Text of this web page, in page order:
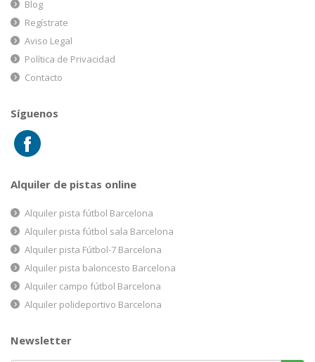
Blog
Regístrate
Aviso Legal
Política de Privacidad
Contacto
Síguenos
Alquiler de pistas online
Alquiler pista fútbol Barcelona
Alquiler pista fútbol sala Barcelona
Alquiler pista Fútbol-7 Barcelona
Alquiler pista baloncesto Barcelona
Alquiler campo fútbol Barcelona
Alquiler polideportivo Barcelona
Newsletter